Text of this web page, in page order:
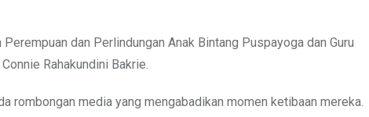
dan Perlindungan Anak Bintang Puspayoga dan Guru
Rahakundini Bakrie.
rombongan media yang mengabadikan momen ketibaan mereka.